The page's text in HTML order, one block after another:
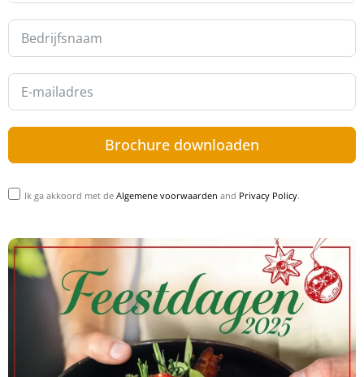
Brochure downloaden
Ik ga akkoord met de Algemene voorwaarden and Privacy Policy.